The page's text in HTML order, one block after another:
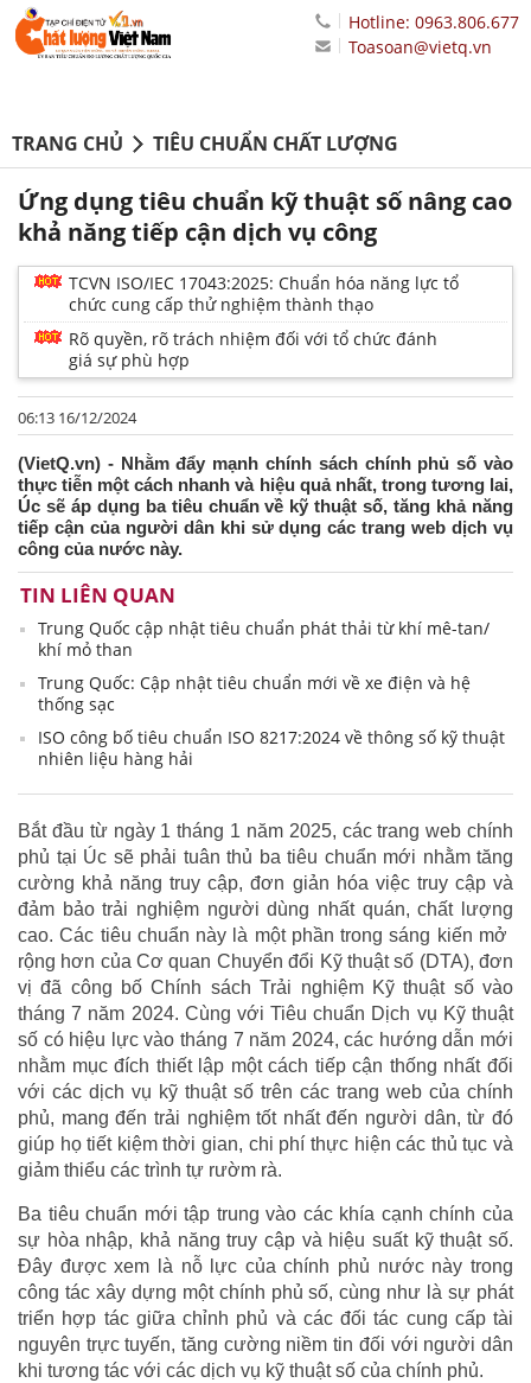
Hotline: 0963.806.677
Toasoan@vietq.vn
TRANG CHỦ TIÊU CHUẨN CHẤT LƯỢNG
Ứng dụng tiêu chuẩn kỹ thuật số nâng cao
khả năng tiếp cận dịch vụ công
TCVN ISO/IEC 17043:2025: Chuẩn hóa năng lực tổ
chức cung cấp thử nghiệm thành thạo
Rõ quyền, rõ trách nhiệm đối với tổ chức đánh
giá sự phù hợp
06:13 16/12/2024
(VietQ.vn) - Nhằm đẩy mạnh chính sách chính phủ số vào
thực tiễn một cách nhanh và hiệu quả nhất, trong tương lai,
Úc sẽ áp dụng ba tiêu chuẩn về kỹ thuật số, tăng khả năng
tiếp cận của người dân khi sử dụng các trang web dịch vụ
công của nước này.
TIN LIÊN QUAN
Trung Quốc cập nhật tiêu chuẩn phát thải từ khí mê-tan/
khí mỏ than
Trung Quốc: Cập nhật tiêu chuẩn mới về xe điện và hệ
thống sạc
ISO công bố tiêu chuẩn ISO 8217:2024 về thông số kỹ thuật
nhiên liệu hàng hải
Bắt đầu từ ngày 1 tháng 1 năm 2025, các trang web chính
phủ tại Úc sẽ phải tuân thủ ba tiêu chuẩn mới nhằm tăng
cường khả năng truy cập, đơn giản hóa việc truy cập và
đảm bảo trải nghiệm người dùng nhất quán, chất lượng
cao. Các tiêu chuẩn này là một phần trong sáng kiến mở ​​
rộng hơn của Cơ quan Chuyển đổi Kỹ thuật số (DTA), đơn
vị đã công bố Chính sách Trải nghiệm Kỹ thuật số vào
tháng 7 năm 2024. Cùng với Tiêu chuẩn Dịch vụ Kỹ thuật
số có hiệu lực vào tháng 7 năm 2024, các hướng dẫn mới
nhằm mục đích thiết lập một cách tiếp cận thống nhất đối
với các dịch vụ kỹ thuật số trên các trang web của chính
phủ, mang đến trải nghiệm tốt nhất đến người dân, từ đó
giúp họ tiết kiệm thời gian, chi phí thực hiện các thủ tục và
giảm thiểu các trình tự rườm rà.
Ba tiêu chuẩn mới tập trung vào các khía cạnh chính của
sự hòa nhập, khả năng truy cập và hiệu suất kỹ thuật số.
Đây được xem là nỗ lực của chính phủ nước này trong
công tác xây dựng một chính phủ số, cùng như là sự phát
triển hợp tác giữa chỉnh phủ và các đối tác cung cấp tài
nguyên trực tuyến, tăng cường niềm tin đối với người dân
khi tương tác với các dịch vụ kỹ thuật số của chính phủ.